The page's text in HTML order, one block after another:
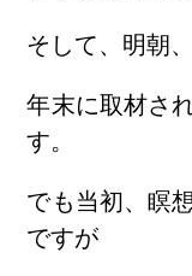
そして、明朝
年末に取材さ
す。
でも当初、瞑
ですが